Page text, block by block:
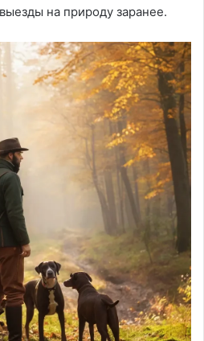
на природу заранее.